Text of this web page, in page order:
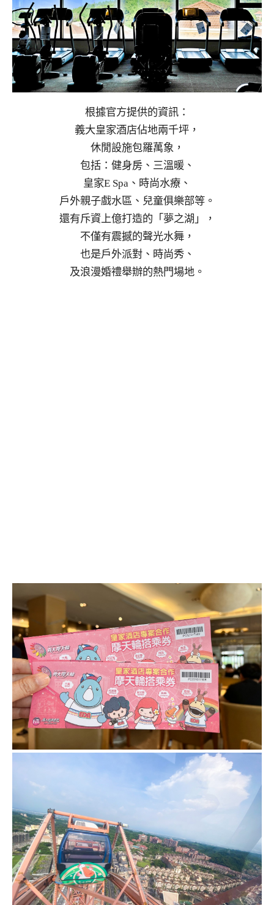
根據官方提供的資訊：
義大皇家酒店佔地兩千坪，
休閒設施包羅萬象，
包括：健身房、三溫暖、
皇家E Spa、時尚水療、
戶外親子戲水區、兒童俱樂部等。
還有斥資上億打造的「夢之湖」，
不僅有震撼的聲光水舞，
也是戶外派對、時尚秀、
及浪漫婚禮舉辦的熱門場地。